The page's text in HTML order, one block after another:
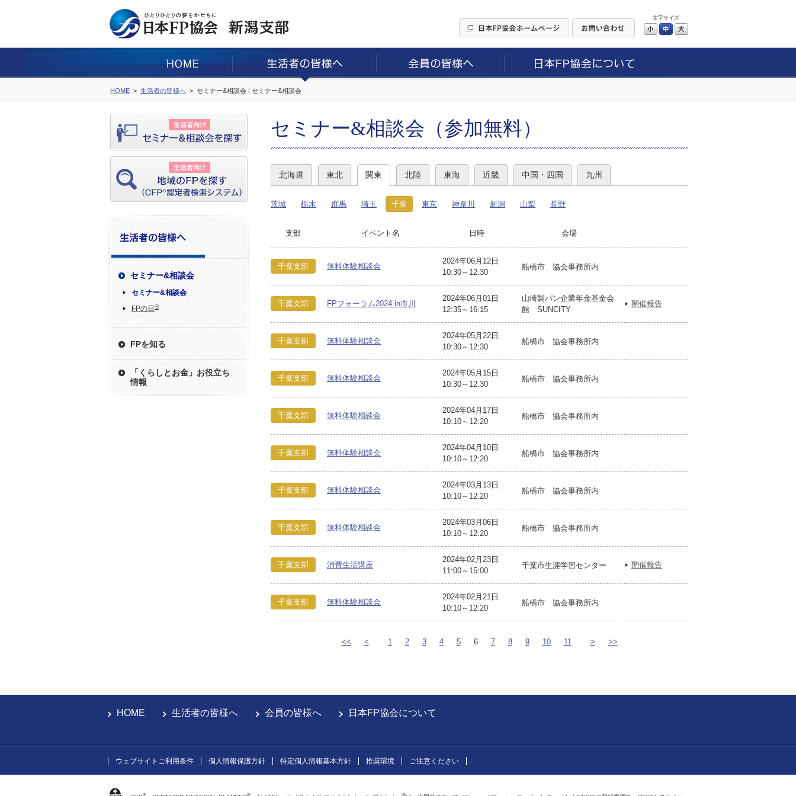
文字サイズ
小 中
HOME 生活者の皆様へ セミナー&相談会 | セミナー&相談会
セミナー&相談会
セミナー&相談会
FPの日 ®
FPを知る
「くらしとお金」お役立ち
情報
セミナー&相談会（参加無料）
北海道 東北 関東 北陸 東海 近畿 中国・四国 九州
茨城 栃木 群馬 埼玉 千葉 東京 神奈川 新潟 山梨 長野
支部 イベント名 日時 会場
千葉支部 無料体験相談会
2024年06月12日
10:30～12:30
船橋市 協会事務所内
千葉支部 FPフォーラム2024 in市川
2024年06月01日
12:35～16:15
山崎製パン企業年金基金会
館 SUNCITY
開催報告
千葉支部 無料体験相談会
2024年05月22日
10:30～12:30
船橋市 協会事務所内
千葉支部 無料体験相談会
2024年05月15日
10:30～12:30
船橋市 協会事務所内
千葉支部 無料体験相談会
2024年04月17日
10:10～12:20
船橋市 協会事務所内
千葉支部 無料体験相談会
2024年04月10日
10:10～12:20
船橋市 協会事務所内
千葉支部 無料体験相談会
2024年03月13日
10:10～12:20
船橋市 協会事務所内
千葉支部 無料体験相談会
2024年03月06日
10:10～12:20
船橋市 協会事務所内
千葉支部 消費生活講座
2024年02月23日
11:00～15:00
千葉市生涯学習センター 開催報告
千葉支部 無料体験相談会
2024年02月21日
10:10～12:20
船橋市 協会事務所内
<< < 1 2 3 4 5 6 7 8 9 10 11 > >>
HOME 生活者の皆様へ 会員の皆様へ 日本FP協会について
ウェブサイトご利用条件 個人情報保護方針 特定個人情報基本方針 推奨環境 ご注意ください
® ® ®